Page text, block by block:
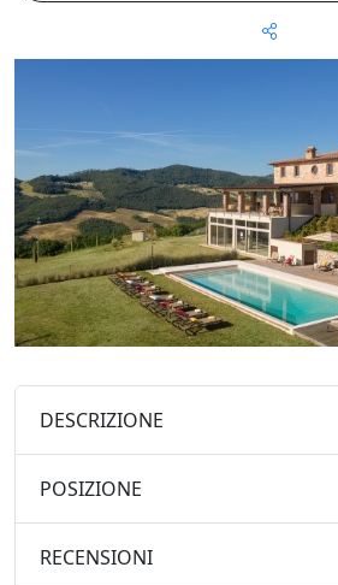
DESCRIZIONE
POSIZIONE
RECENSIONI